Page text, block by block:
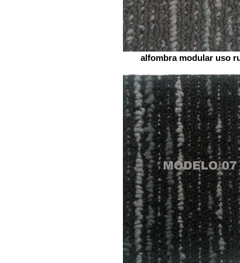
alfombra modular uso